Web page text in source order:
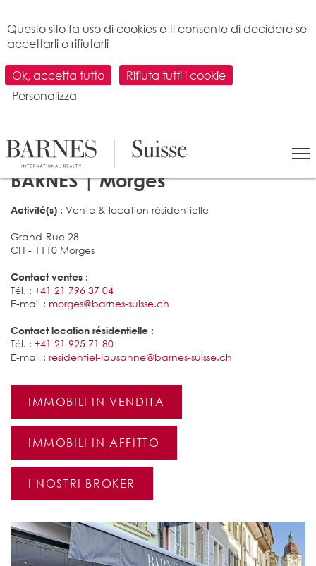
LA NOSTRA AGENZIA IMMOBILIARE
BARNES | Morges
Activité(s) : Vente & location résidentielle
Grand-Rue 28
CH - 1110 Morges
Contact ventes :
Tél. : +41 21 796 37 04
E-mail : morges@barnes-suisse.ch
Contact location résidentielle :
Tél. : +41 21 925 71 80
E-mail : residentiel-lausanne@barnes-suisse.ch
IMMOBILI IN VENDITA
IMMOBILI IN AFFITTO
I NOSTRI BROKER
Questo sito fa uso di cookies e ti consente di decidere se
accettarli o rifiutarli
Ok, accetta tutto
Rifiuta tutti i cookie
Personalizza